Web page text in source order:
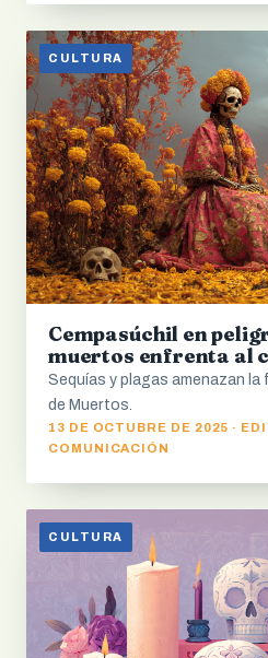
CULTURA
Cempasúchil en
muertos enfrenta al
Sequías y plagas amenazan la
de Muertos.
13 DE OCTUBRE DE 2025 ·
COMUNICACIÓN
CULTURA